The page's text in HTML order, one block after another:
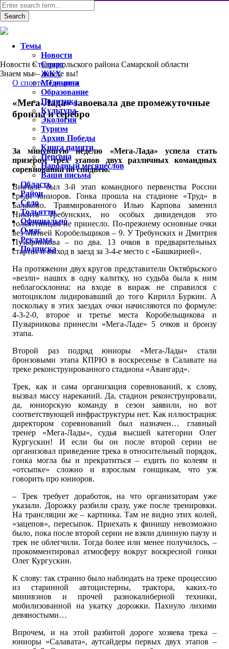
Новости Ставропольского района Самарской области
Знаем мы – знаете вы!
O спорте,Тольятти
«Мега-Лада» завоевала две промежуточные
бронзы и серебро
За минувшую неделю «Мега-Лада» успела стать
призером трех этапов двух различных командных
соревнований по спидвею.
Вначале был 3-й этап командного первенства России
среди юниоров. Гонка прошла на стадионе «Труд» в
Балаково. Травмированного Илью Карпова заменил
Никита Требунских, но особых дивидендов это
тольяттинцам не принесло. По-прежнему основные очки
вез Матвей Коробельщиков – 9. У Требунских и Дмитрия
Пузырникова – по два. 13 очков в предварительных
стартах и выход в заезд за 3-4-е место с «Башкирией».
На протяжении двух кругов представители Октябрьского
«везли» наших в одну калитку, но судьба была к ним
неблагосклонна: на входе в вираж не справился с
мотоциклом лидировавший до того Кирилл Буркин. А
поскольку в этих заездах очки начисляются по формуле:
4-3-2-0, второе и третье места Коробельщикова и
Пузырникова принесли «Мега-Ладе» 5 очков и бронзу
этапа.
Второй раз подряд юниоры «Мега-Лады» стали
бронзовыми этапа КПРЮ в воскресенье в Салавате на
треке реконструированного стадиона «Авангард».
Трек, как и сама организация соревнований, к слову,
вызвал массу нареканий. Да, стадион реконструировали,
да, юниорскую команду в сезон заявили, но вот
соответствующей инфраструктуры нет. Как иллюстрация:
директором соревнований был назначен… главный
тренер «Мега-Лады», судья высшей категории Олег
Кургускин! И если бы он после второй серии не
организовал приведение трека в относительный порядок,
гонка могла бы и прекратиться – ездить по колеям и
«отсыпке» сложно и взрослым гонщикам, что уж
говорить про юниоров.
– Трек требует доработок, на что организаторам уже
указали. Дорожку разбили сразу, уже после тренировки.
На трансляции же – картинка. Там не видно этих колей,
«зацепов», пересыпок. Приехать к финишу невозможно
было, пока после второй серии не взяли длинную паузу и
трек не облегчили. Тогда более или менее получилось, –
прокомментировал атмосферу вокруг воскресной гонки
Олег Кургускин.
К слову: так странно было наблюдать на треке процессию
из старинной автоцистерны, трактора, каких-то
минивэнов и прочей разнокалиберной техники,
мобилизованной на укатку дорожки. Пахнуло лихими
девяностыми…
Впрочем, и на этой разбитой дороге хозяева трека –
юниоры «Салавата», аутсайдеры первых двух этапов –
Темы
Новости
Спорт
ЖКХ
Медицина
Образование
Политика
Культура
Экология
Туризм
Архив Победы
Книга памяти
Персона
Народный месяцеслов
Ваши письма
Область
Район
Село
Тольятти
Официально
О нас
Реклама
Подписка